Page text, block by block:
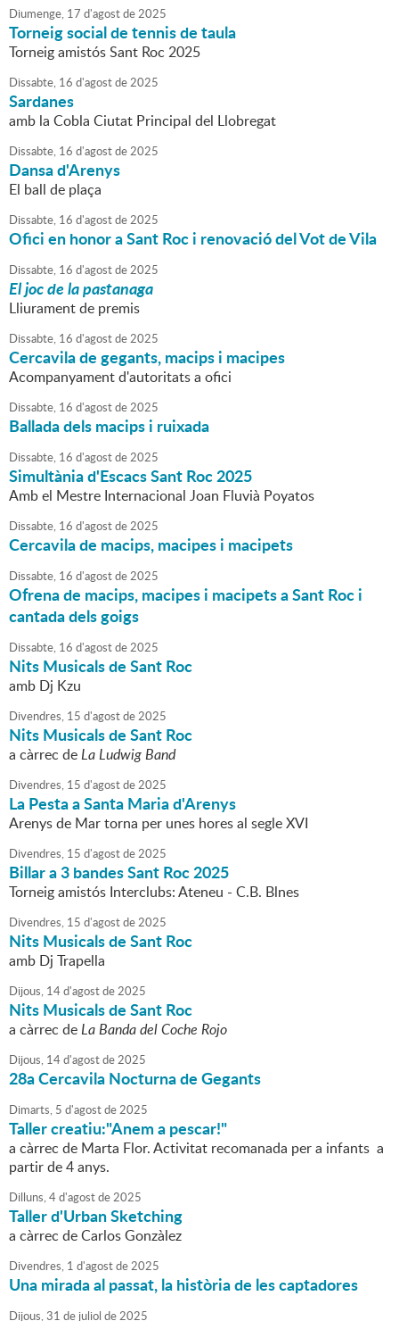
Diumenge, 17 d'agostde2025
Torneig social de tennis de taula
Torneig amistós Sant Roc 2025
Dissabte, 16 d'agostde2025
Sardanes
amb la Cobla Ciutat Principal del Llobregat
Dissabte, 16 d'agostde2025
Dansa d'Arenys
El ball de plaça
Dissabte, 16 d'agostde2025
Ofici en honor a Sant Roc i renovació del Vot de Vila
Dissabte, 16 d'agostde2025
El joc de la pastanaga
Lliurament de premis
Dissabte, 16 d'agostde2025
Cercavila de gegants, macips i macipes
Acompanyament d'autoritats a ofici
Dissabte, 16 d'agostde2025
Ballada dels macips i ruixada
Dissabte, 16 d'agostde2025
Simultània d'Escacs Sant Roc 2025
Amb el Mestre Internacional Joan Fluvià Poyatos
Dissabte, 16 d'agostde2025
Cercavila de macips, macipes i macipets
Dissabte, 16 d'agostde2025
Ofrena de macips, macipes i macipets a Sant Roc i
cantada dels goigs
Dissabte, 16 d'agostde2025
Nits Musicals de Sant Roc
amb Dj Kzu
Divendres, 15 d'agostde2025
Nits Musicals de Sant Roc
a càrrec deLa Ludwig Band
Divendres, 15 d'agostde2025
La Pesta a Santa Maria d'Arenys
Arenys de Mar torna per unes hores al segle XVI
Divendres, 15 d'agostde2025
Billar a 3 bandes Sant Roc 2025
Torneig amistós Interclubs: Ateneu - C.B. Blnes
Divendres, 15 d'agostde2025
Nits Musicals de Sant Roc
amb Dj Trapella
Dijous, 14d'agostde2025
Nits Musicals de Sant Roc
a càrrec deLa Banda del Coche Rojo
Dijous, 14d'agostde2025
28a Cercavila Nocturna de Gegants
Dimarts, 5 d'agostde2025
Taller creatiu:"Anem a pescar!"
a càrrec de Marta Flor. Activitat recomanada per a infants a
partir de 4 anys.
Dilluns,4d'agostde2025
Taller d'Urban Sketching
a càrrec de Carlos Gonzàlez
Divendres, 1 d'agostde2025
Una mirada al passat, la història de les captadores
Dijous,31 de juliol de2025